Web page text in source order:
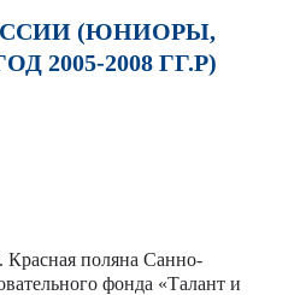
(ЮНИОРЫ,
2005-2008 ГГ.Р)
Красная поляна Санно-
фонда «Талант и